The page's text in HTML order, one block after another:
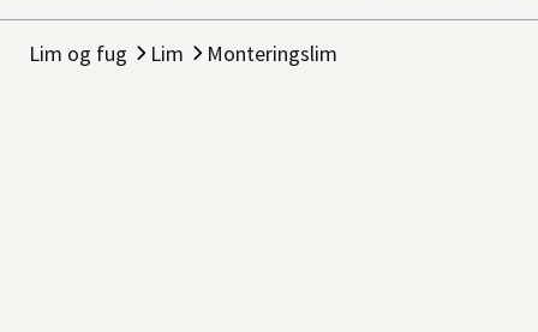
Lim og fug Lim Monteringslim